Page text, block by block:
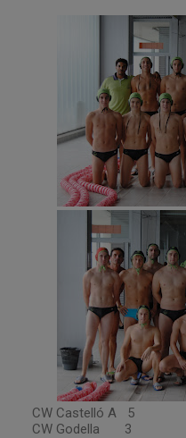
CW Castelló A 5
CW Godella 3